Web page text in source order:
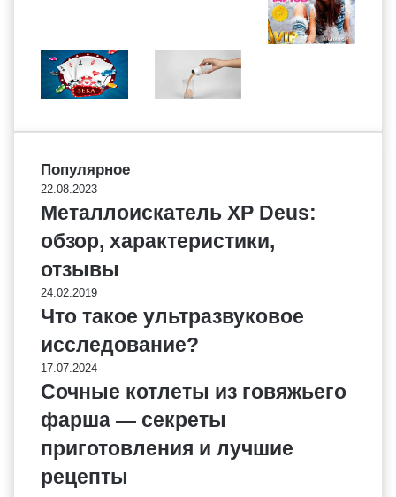
Популярное
22.08.2023
Металлоискатель XP Deus:
обзор, характеристики,
отзывы
24.02.2019
Что такое ультразвуковое
исследование?
17.07.2024
Сочные котлеты из говяжьего
фарша — секреты
приготовления и лучшие
рецепты